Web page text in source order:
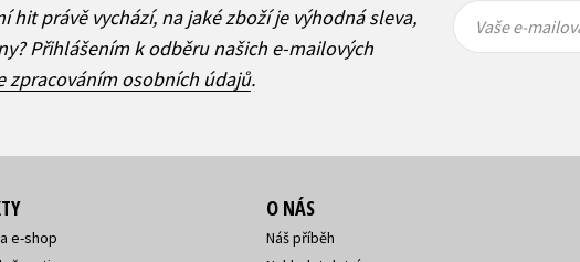
hit právě vychází, na jaké zboží je výhodná sleva,
Přihlášením k odběru našich e-mailových
zpracováním osobních údajů.
mailová
mailová
Vaše e-
e-shop
O NÁS
Náš příběh